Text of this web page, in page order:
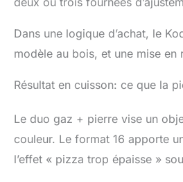
Dans une logique d’achat, le
modèle au bois, et une mise
Résultat en cuisson: ce que la
Le duo gaz + pierre vise un
couleur. Le format 16 apporte
l’effet « pizza trop épaisse »